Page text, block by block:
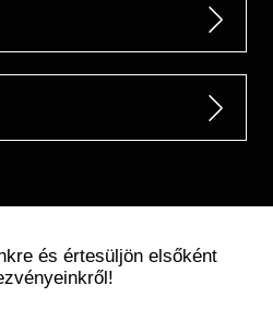
és értesüljön elsőként